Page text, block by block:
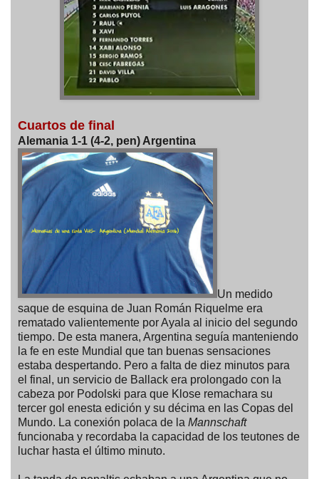
Cuartos de final
Alemania 1-1 (4-2, pen) Argentina
Un medido
saque de esquina de Juan Román Riquelme era
rematado valientemente por Ayala al inicio del segundo
tiempo. De esta manera, Argentina seguía manteniendo
la fe en este Mundial que tan buenas sensaciones
estaba despertando. Pero a falta de diez minutos para
el final, un servicio de Ballack era prolongado con la
cabeza por Podolski para que Klose remachara su
tercer gol enesta edición y su décima en las Copas del
Mundo. La conexión polaca de la Mannschaft
funcionaba y recordaba la capacidad de los teutones de
luchar hasta el último minuto.